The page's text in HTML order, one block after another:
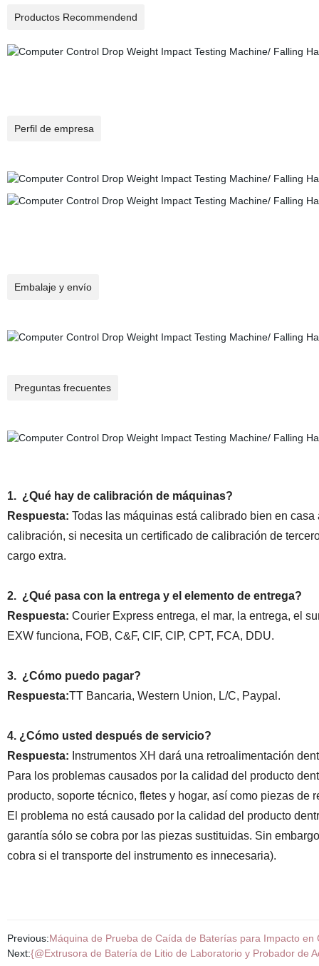
Productos Recommendend
Perfil de empresa
Embalaje y envío
Preguntas frecuentes
1. ¿Qué hay de calibración de máquinas?
Respuesta: Todas las máquinas está calibrado bien en
calibración, si necesita un certificado de calibración de
cargo extra.
2. ¿Qué pasa con la entrega y el elemento de entrega?
Respuesta: Courier Express entrega, el mar, la entrega, el
EXW funciona, FOB, C&F, CIF, ClP, CPT, FCA, DDU.
3. ¿Cómo puedo pagar?
Respuesta:TT Bancaria, Western Union, L/C, Paypal.
4. ¿Cómo usted después de servicio?
Respuesta: Instrumentos XH dará una retroalimentación
Para los problemas causados por la calidad del producto
producto, soporte técnico, fletes y hogar, así como piezas de
El problema no está causado por la calidad del producto
garantía sólo se cobra por las piezas sustituidas. Sin
cobra si el transporte del instrumento es innecesaria).
Previous:Máquina de Prueba de Caída de Baterías para Impacto
Next:{@Extrusora de Batería de Litio de Laboratorio y Probador de